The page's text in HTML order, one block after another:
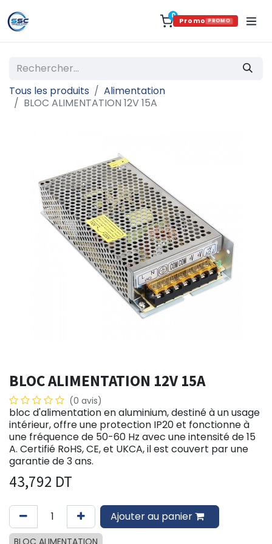
0
Promo PROMO
Tous les produits
Alimentation
BLOC ALIMENTATION 12V 15A
BLOC ALIMENTATION 12V 15A
(0 avis)
bloc d'alimentation en aluminium, destiné à un usage
intérieur, offre une protection IP20 et fonctionne à
une fréquence de 50-60 Hz avec une intensité de 15
A. Certifié RoHS, CE, et UKCA, il est couvert par une
garantie de 3 ans.
43,792 DT
Ajouter au panier
BLOC ALIMENTATION